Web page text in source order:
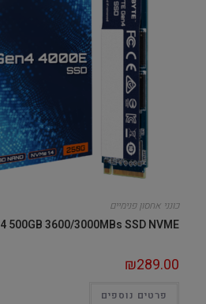
כונני אחסון פנימיים
500GB 3600/3000MBs SSD NVME
₪289.00
פרטים נוספים